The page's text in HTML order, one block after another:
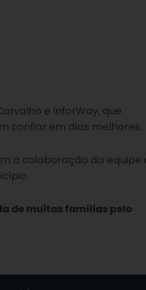
e InforWay, que
confiar em dias melhores.
a colaboração da equipe
de muitas famílias pelo